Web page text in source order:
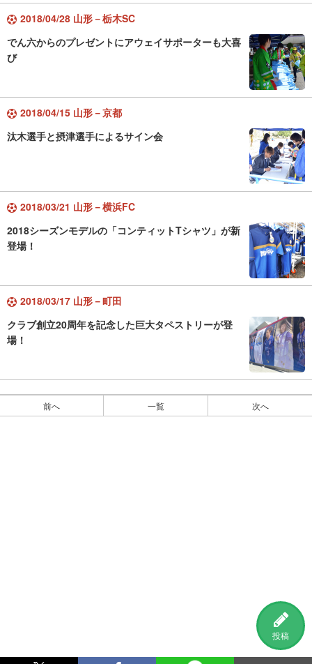
投稿
2018/04/28 山形－栃木SC
でん六からのプレゼントにアウェイサポーターも大喜
び
2018/04/15 山形－京都
汰木選手と摂津選手によるサイン会
2018/03/21 山形－横浜FC
2018シーズンモデルの「コンティットTシャツ」が新
登場！
2018/03/17 山形－町田
クラブ創立20周年を記念した巨大タペストリーが登
場！
前へ 一覧 次へ